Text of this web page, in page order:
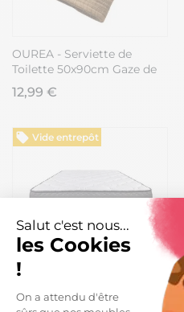
Salut c'est nous...
les Cookies
!
On a attendu d'être
OUREA - Serviette de
Toilette 50x90cm Gaze de
Coton Camel
12,99 €
Vide entrepôt
-28%
ZENITH - Ensemble Matelas